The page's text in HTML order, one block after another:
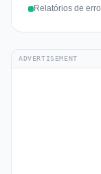
Relatórios de erro
ADVERTISEMENT